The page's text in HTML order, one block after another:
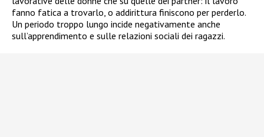
fanno fatica a trovarlo, o addirittura finiscono per perderlo.
Un periodo troppo lungo incide negativamente anche
sull’apprendimento e sulle relazioni sociali dei ragazzi.